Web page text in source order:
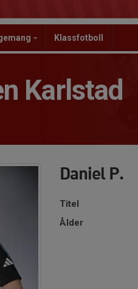
Klassfotboll
Karlstad
Daniel P.
Titel
Ålder